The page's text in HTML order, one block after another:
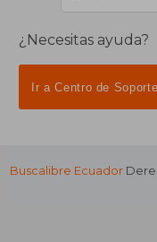
¿Necesitas ayuda?
Ir a Centro de Soporte
Buscalibre Ecuador